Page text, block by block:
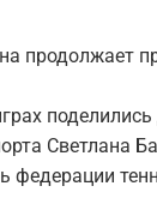
продолжает
Светлана
федерации